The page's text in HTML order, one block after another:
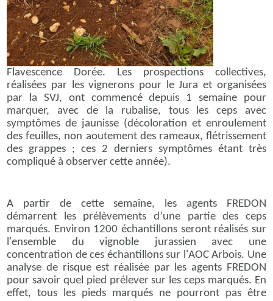
Flavescence Dorée. Les prospections collectives,
réalisées par les vignerons pour le Jura et organisées
par la SVJ, ont commencé depuis 1 semaine pour
marquer, avec de la rubalise, tous les ceps avec
symptômes de jaunisse (décoloration et enroulement
des feuilles, non aoutement des rameaux, flétrissement
des grappes ; ces 2 derniers symptômes étant très
compliqué à observer cette année).
A partir de cette semaine, les agents FREDON
démarrent les prélèvements d’une partie des ceps
marqués. Environ 1200 échantillons seront réalisés sur
l'ensemble du vignoble jurassien avec une
concentration de ces échantillons sur l'AOC Arbois. Une
analyse de risque est réalisée par les agents FREDON
pour savoir quel pied prélever sur les ceps marqués. En
effet, tous les pieds marqués ne pourront pas être